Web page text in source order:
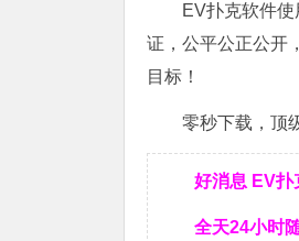
EV扑克软件
证，公平公正公开
目标！
零秒下载，顶
好消息 EV扑
全天24小时